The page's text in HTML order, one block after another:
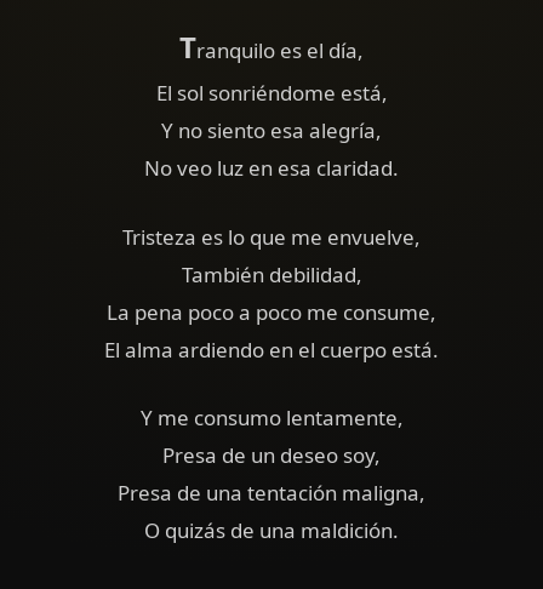
Tranquilo es el día,
El sol sonriéndome está,
Y no siento esa alegría,
No veo luz en esa claridad.
Tristeza es lo que me envuelve,
También debilidad,
La pena poco a poco me consume,
El alma ardiendo en el cuerpo está.
Y me consumo lentamente,
Presa de un deseo soy,
Presa de una tentación maligna,
O quizás de una maldición.